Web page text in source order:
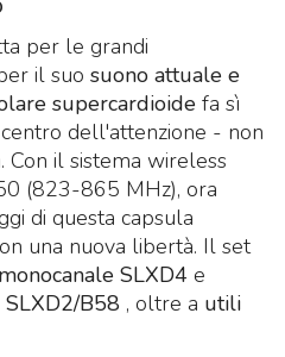
per le grandi
il suo suono attuale e
supercardioide fa sì
dell'attenzione - non
Con il sistema wireless
(823-865 MHz), ora
di questa capsula
una nuova libertà. Il set
SLXD4 e
B58 , oltre a utili